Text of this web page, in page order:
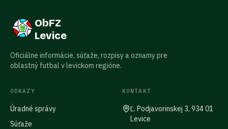
ObFZ
Levice
Oficiálne informácie, súťaže, rozpisy a oznamy pre
oblastný futbal v levickom regióne.
ODKAZY
Úradné správy
Súťaže
KONTAKT
Ľ. Podjavorinskej 3, 934 01
Levice